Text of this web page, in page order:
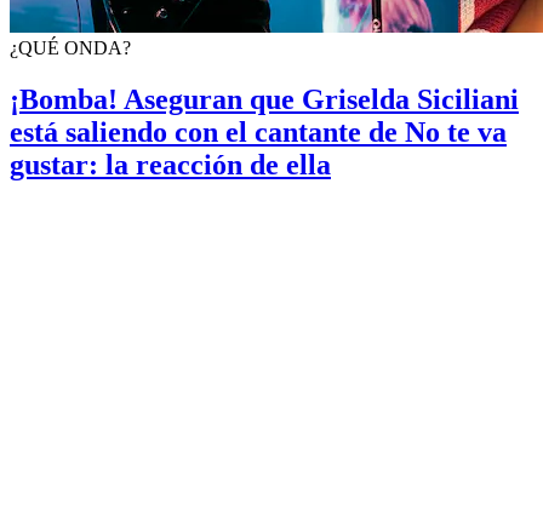
¿QUÉ ONDA?
¡Bomba! Aseguran que Griselda Siciliani
está saliendo con el cantante de No te va
gustar: la reacción de ella